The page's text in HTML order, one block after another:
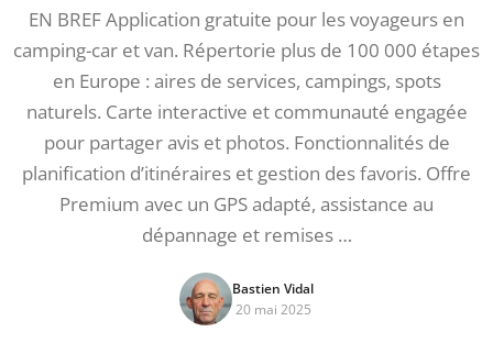
EN BREF Application gratuite pour les voyageurs en
camping-car et van. Répertorie plus de 100 000 étapes
en Europe : aires de services, campings, spots
naturels. Carte interactive et communauté engagée
pour partager avis et photos. Fonctionnalités de
planification d’itinéraires et gestion des favoris. Offre
Premium avec un GPS adapté, assistance au
dépannage et remises …
Bastien Vidal
20 mai 2025